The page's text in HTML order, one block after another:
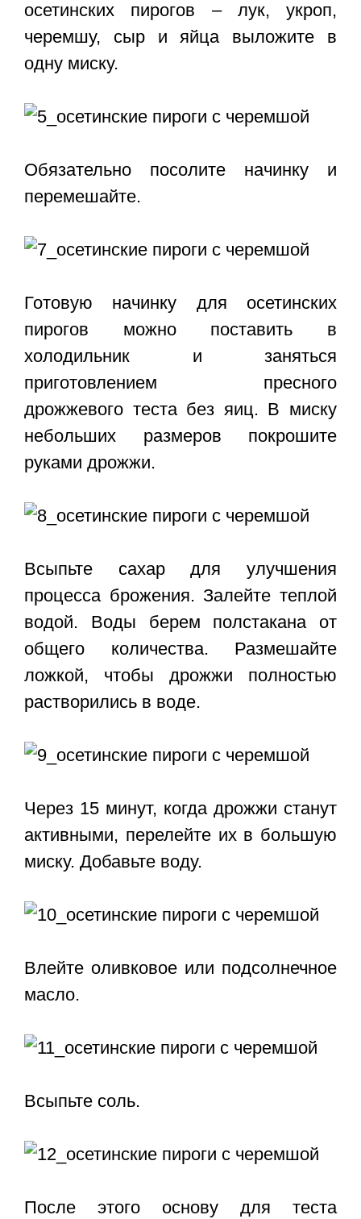
осетинских пирогов – лук, укроп,
черемшу, сыр и яйца выложите в
одну миску.
Обязательно посолите начинку и
перемешайте.
Готовую начинку для осетинских
пирогов можно поставить в
холодильник и заняться
приготовлением пресного
дрожжевого теста без яиц. В миску
небольших размеров покрошите
руками дрожжи.
Всыпьте сахар для улучшения
процесса брожения. Залейте теплой
водой. Воды берем полстакана от
общего количества. Размешайте
ложкой, чтобы дрожжи полностью
растворились в воде.
Через 15 минут, когда дрожжи станут
активными, перелейте их в большую
миску. Добавьте воду.
Влейте оливковое или подсолнечное
масло.
Всыпьте соль.
После этого основу для теста